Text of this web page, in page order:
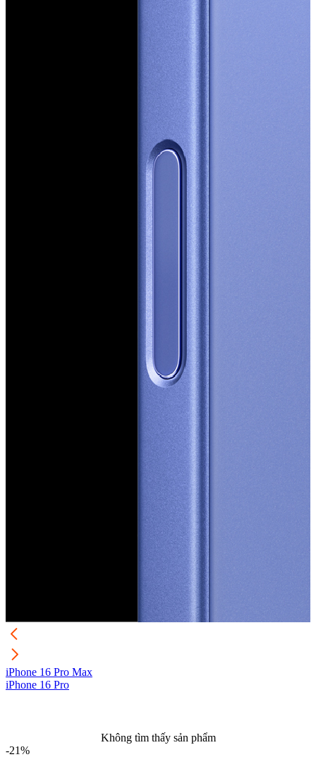
iPhone 16 Pro Max
iPhone 16 Pro
Không tìm thấy sản phẩm
-21%